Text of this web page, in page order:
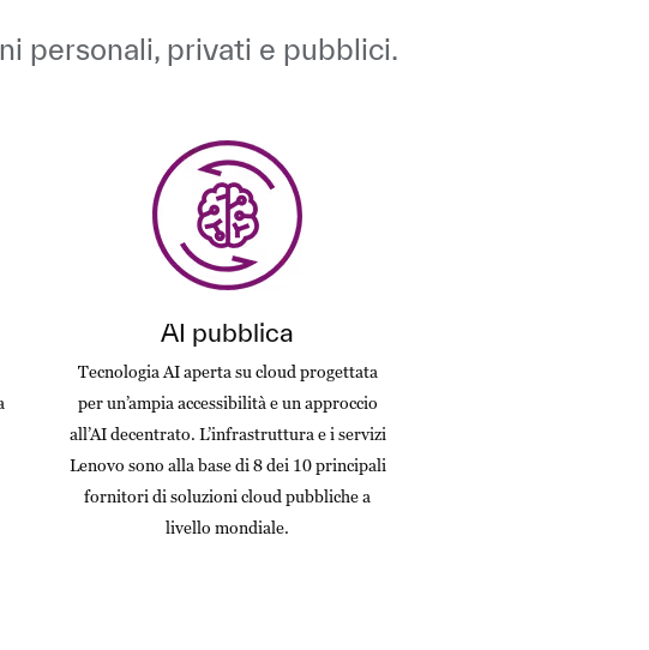
personali, privati e pubblici.
AI pubblica
Tecnologia AI aperta su cloud progettata
per un’ampia accessibilità e un approccio
all’AI decentrato. L’infrastruttura e i servizi
Lenovo sono alla base di 8 dei 10 principali
fornitori di soluzioni cloud pubbliche a
livello mondiale.